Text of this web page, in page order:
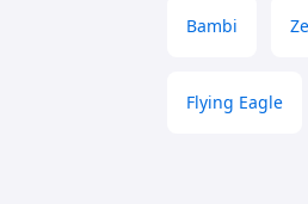
Bambi
Flying Eagle